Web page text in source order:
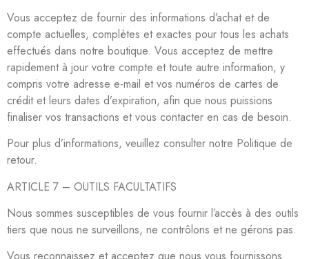
Vous acceptez de fournir des informations d’achat et de
compte actuelles, complètes et exactes pour tous les achats
effectués dans notre boutique. Vous acceptez de mettre
rapidement à jour votre compte et toute autre information, y
compris votre adresse e-mail et vos numéros de cartes de
crédit et leurs dates d’expiration, afin que nous puissions
finaliser vos transactions et vous contacter en cas de besoin.
Pour plus d’informations, veuillez consulter notre Politique de
retour.
ARTICLE 7 – OUTILS FACULTATIFS
Nous sommes susceptibles de vous fournir l’accès à des outils
tiers que nous ne surveillons, ne contrôlons et ne gérons pas.